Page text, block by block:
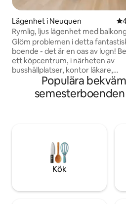
Lägenhet i Neuquen
Rymlig, ljus lägenhet med
gatan
Glöm problemen i detta
boende - det är en oas av lugn!
ett köpcentrum, i närheten av
busshållplatser, kontor läkare,
mödravård. Avdelning med
gatan i en ny byggnad. Omgiven
stormarknad, kiosk
hälsabara för att koppla av och
detta varma ställe
Populära
semesterboenden
Kök